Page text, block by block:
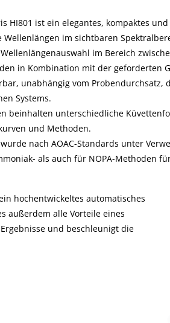
HI801 ist ein elegantes, kompaktes
Wellenlängen im sichtbaren
im Bereich
in Kombination mit der geforderten
unabhängig vom Probendurchsatz,
Systems.
beinhalten unterschiedliche
und Methoden.
nach AOAC-Standards unter
als auch für NOPA-Methoden
hochentwickeltes automatisches
außerdem alle Vorteile eines
und beschleunigt die